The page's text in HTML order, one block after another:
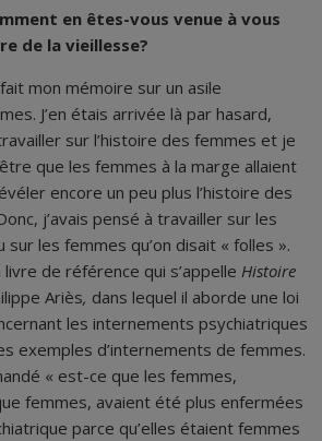
en êtes-vous venue à vous
de la vieillesse?
fait mon mémoire sur un asile
J’en étais arrivée là par hasard,
sur l’histoire des femmes et je
que les femmes à la marge allaient
encore un peu plus l’histoire des
j’avais pensé à travailler sur les
les femmes qu’on disait « folles ».
livre de référence qui s’appelle Histoire
Ariès, dans lequel il aborde une loi
les internements psychiatriques
exemples d’internements de femmes.
« est-ce que les femmes,
femmes, avaient été plus enfermées
parce qu’elles étaient femmes